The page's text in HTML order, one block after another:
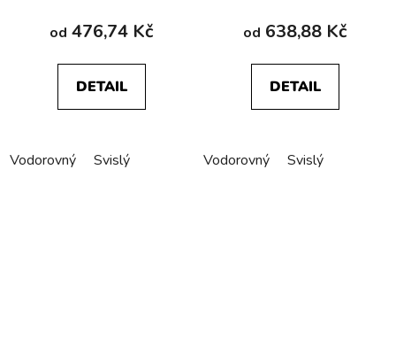
od 476,74 Kč
DETAIL
Vodorovný Svislý
od 638,88 Kč
DETAIL
Vodorovný Svislý